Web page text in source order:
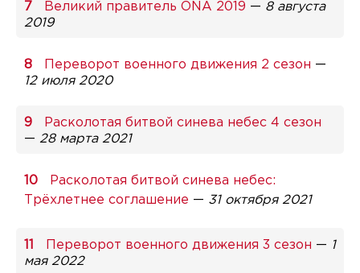
Великий правитель ONA 2019 — 8 августа
2019
Переворот военного движения 2 сезон —
12 июля 2020
Расколотая битвой синева небес 4 сезон
— 28 марта 2021
Расколотая битвой синева небес:
Трёхлетнее соглашение — 31 октября 2021
Переворот военного движения 3 сезон — 1
мая 2022